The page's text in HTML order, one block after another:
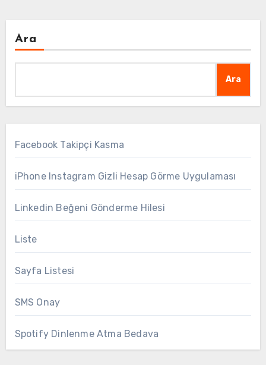
Ara
Ara
Facebook Takipçi Kasma
iPhone Instagram Gizli Hesap Görme Uygulaması
Linkedin Beğeni Gönderme Hilesi
Liste
Sayfa Listesi
SMS Onay
Spotify Dinlenme Atma Bedava